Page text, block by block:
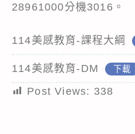
28961000分機3016。
114美感教育-課程大綱
114美感教育-DM 下載
Post Views: 338